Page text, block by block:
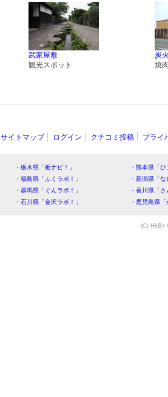
武家屋敷
観光スポット
炭
焼
サイトマップ ログイン クチコミ投稿 プライ
・栃木県「栃ナビ！」
・熊本県「
・福島県「ふくラボ！」
・新潟県「
・群馬県「ぐんラボ！」
・香川県「
・石川県「金沢ラボ！」
・鹿児島県
(C) HitBit